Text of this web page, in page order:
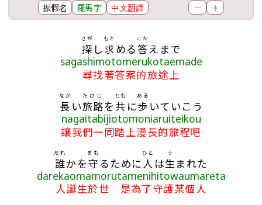
振假名 羅馬字 中文翻譯 － ＋
探
さが
し求
もと
める答
こた
えまで
sagashimotomerukotaemade
尋找著答案的旅途上
長
なが
い旅路
たびじ
を 共
とも
に歩
ある
いていこう
nagaitabijiotomoniaruiteikou
讓我們一同踏上漫長的旅程吧
誰
だれ
かを守
まも
るために 人
ひと
は生
う
まれた
darekaomamorutamenihitowaumareta
人誕生於世 是為了守護某個人